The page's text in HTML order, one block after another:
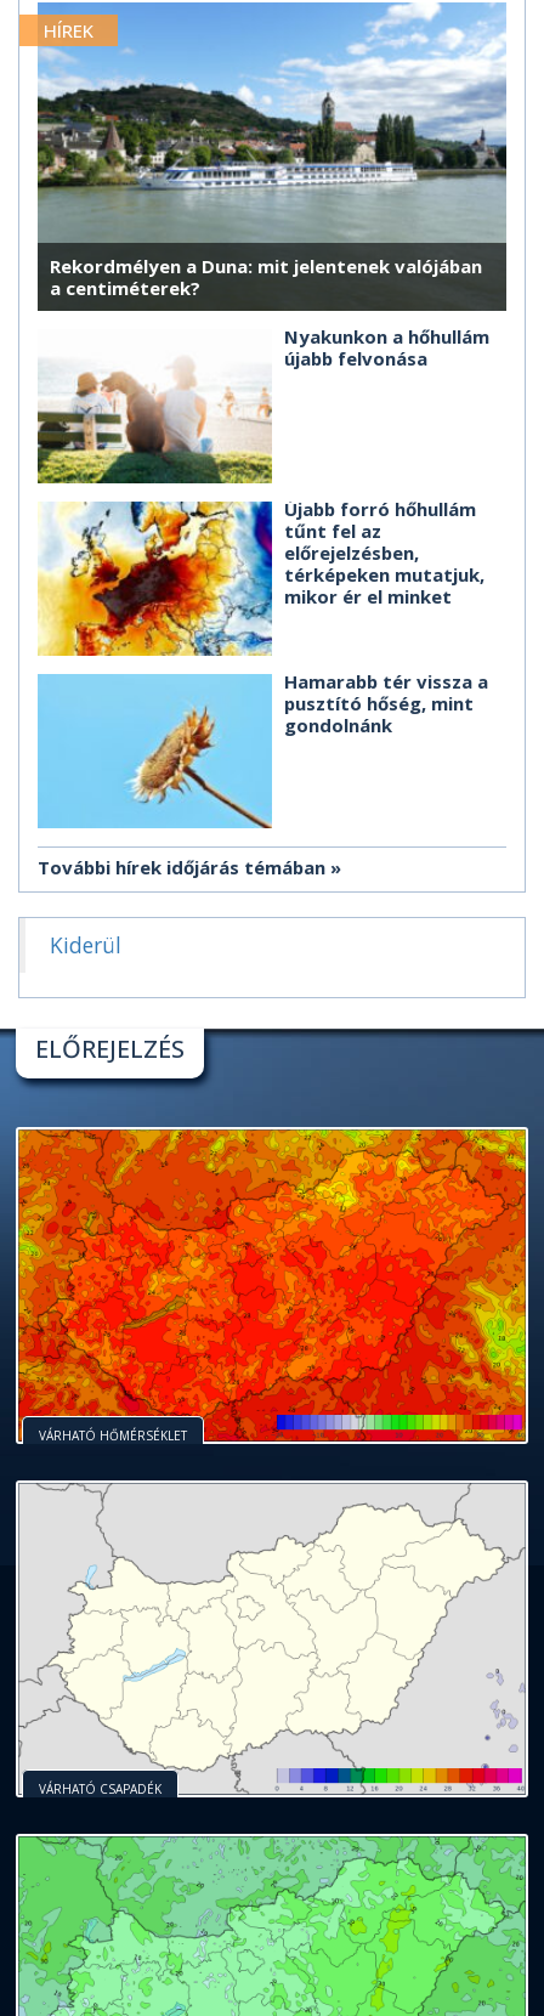
HÍREK
Rekordmélyen a Duna: mit jelentenek valójában
a centiméterek?
Nyakunkon a hőhullám
újabb felvonása
Újabb forró hőhullám
tűnt fel az
előrejelzésben,
térképeken mutatjuk,
mikor ér el minket
Hamarabb tér vissza a
pusztító hőség, mint
gondolnánk
További hírek időjárás témában
Kiderül
ELŐREJELZÉS
VÁRHATÓ HŐMÉRSÉKLET
VÁRHATÓ CSAPADÉK